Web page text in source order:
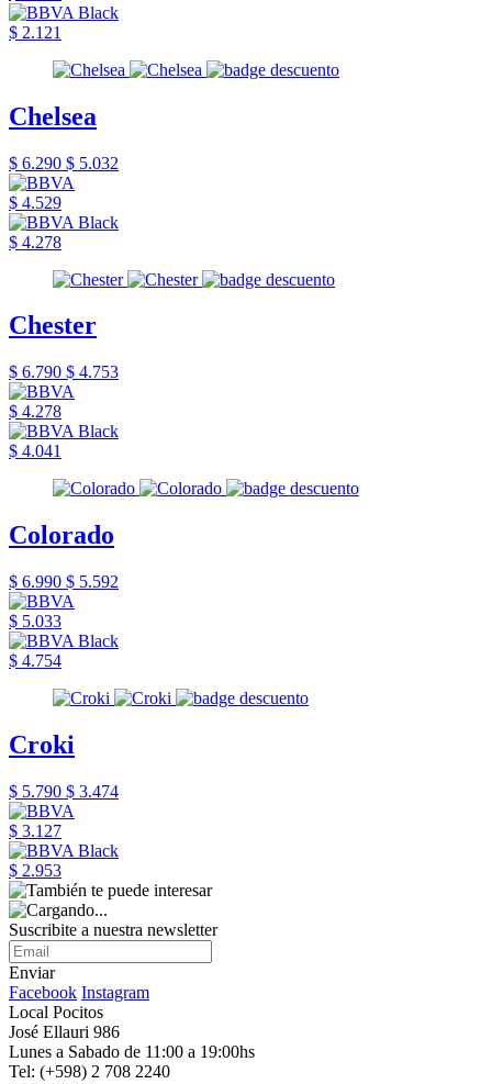
$ 2.121
Chelsea
$ 6.290 $ 5.032
$ 4.529
$ 4.278
Chester
$ 6.790 $ 4.753
$ 4.278
$ 4.041
Colorado
$ 6.990 $ 5.592
$ 5.033
$ 4.754
Croki
$ 5.790 $ 3.474
$ 3.127
$ 2.953
Suscribite a nuestra newsletter
Enviar
Facebook Instagram
Local Pocitos
José Ellauri 986
Lunes a Sabado de 11:00 a 19:00hs
Tel: (+598) 2 708 2240